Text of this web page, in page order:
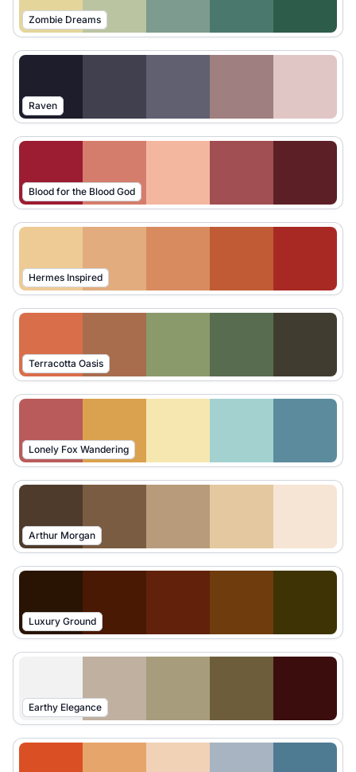
Zombie Dreams
Raven
Blood for the Blood God
Hermes Inspired
Terracotta Oasis
Lonely Fox Wandering
Arthur Morgan
Luxury Ground
Earthy Elegance